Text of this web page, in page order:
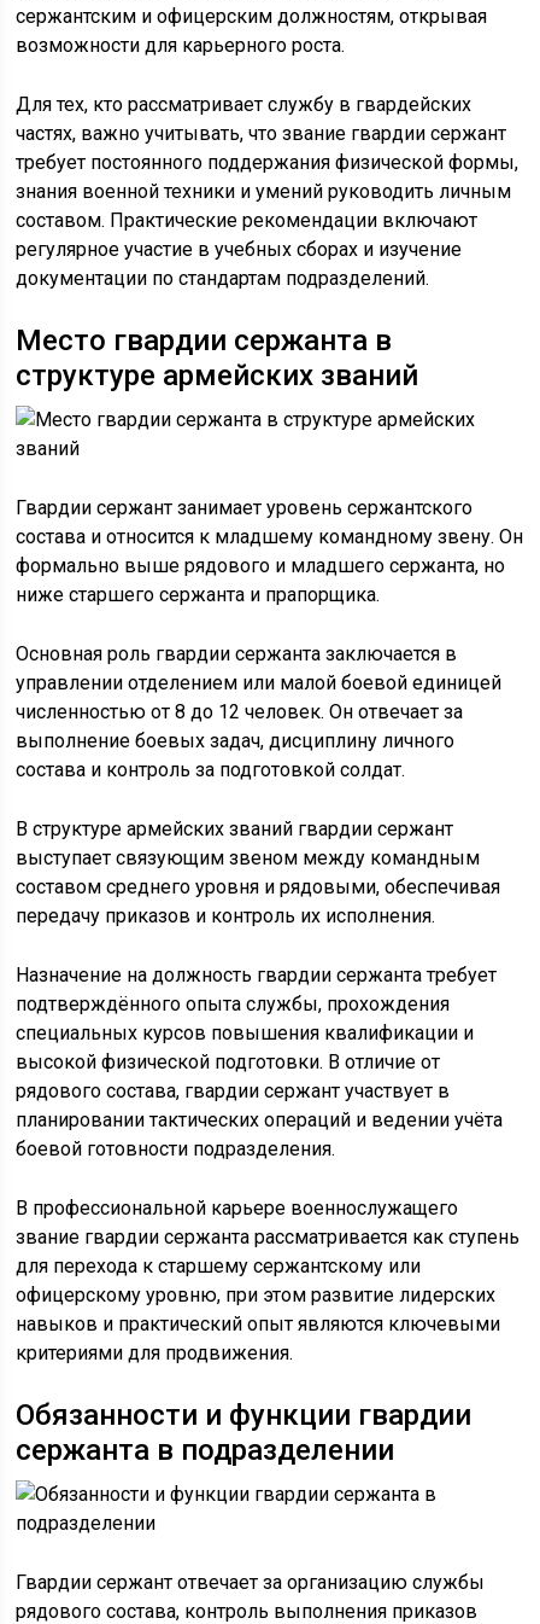
сержантским и офицерским должностям, открывая
возможности для карьерного роста.
Для тех, кто рассматривает службу в гвардейских
частях, важно учитывать, что звание гвардии сержант
требует постоянного поддержания физической формы,
знания военной техники и умений руководить личным
составом. Практические рекомендации включают
регулярное участие в учебных сборах и изучение
документации по стандартам подразделений.
Место гвардии сержанта в
структуре армейских званий
Гвардии сержант занимает уровень сержантского
состава и относится к младшему командному звену. Он
формально выше рядового и младшего сержанта, но
ниже старшего сержанта и прапорщика.
Основная роль гвардии сержанта заключается в
управлении отделением или малой боевой единицей
численностью от 8 до 12 человек. Он отвечает за
выполнение боевых задач, дисциплину личного
состава и контроль за подготовкой солдат.
В структуре армейских званий гвардии сержант
выступает связующим звеном между командным
составом среднего уровня и рядовыми, обеспечивая
передачу приказов и контроль их исполнения.
Назначение на должность гвардии сержанта требует
подтверждённого опыта службы, прохождения
специальных курсов повышения квалификации и
высокой физической подготовки. В отличие от
рядового состава, гвардии сержант участвует в
планировании тактических операций и ведении учёта
боевой готовности подразделения.
В профессиональной карьере военнослужащего
звание гвардии сержанта рассматривается как ступень
для перехода к старшему сержантскому или
офицерскому уровню, при этом развитие лидерских
навыков и практический опыт являются ключевыми
критериями для продвижения.
Обязанности и функции гвардии
сержанта в подразделении
Гвардии сержант отвечает за организацию службы
рядового состава, контроль выполнения приказов